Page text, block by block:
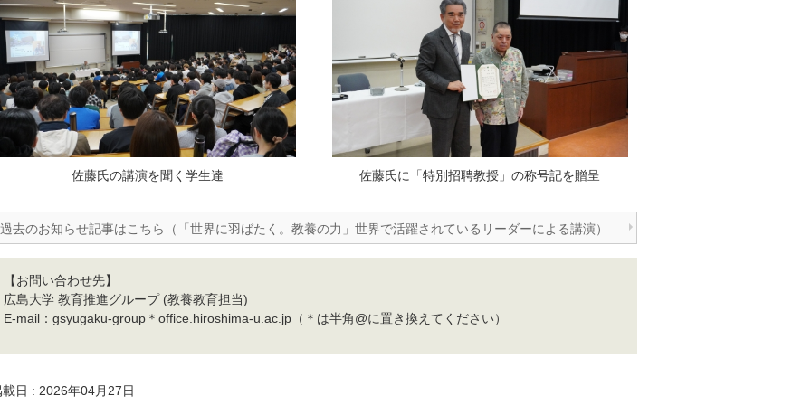
佐藤氏の講演を聞く学生達 佐藤氏に「特別招聘教授」の称号記を贈呈
過去のお知らせ記事はこちら（「世界に羽ばたく。教養の力」世界で活躍されているリーダーによる講演）
【お問い合わせ先】
広島大学 教育推進グループ (教養教育担当)
E-mail：gsyugaku-group＊office.hiroshima-u.ac.jp（＊は半角@に置き換えてください）
載日 : 2026年04月27日